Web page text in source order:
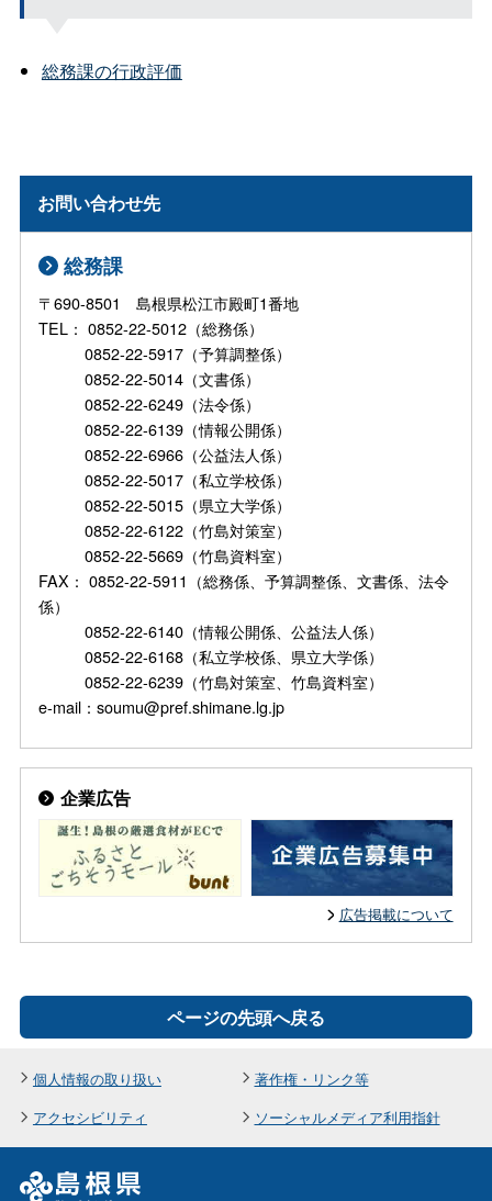
総務課の行政評価
お問い合わせ先
総務課
〒690-8501 島根県松江市殿町1番地
TEL： 0852-22-5012（総務係）
0852-22-5917（予算調整係）
0852-22-5014（文書係）
0852-22-6249（法令係）
0852-22-6139（情報公開係）
0852-22-6966（公益法人係）
0852-22-5017（私立学校係）
0852-22-5015（県立大学係）
0852-22-6122（竹島対策室）
0852-22-5669（竹島資料室）
FAX： 0852-22-5911（総務係、予算調整係、文書係、法令
係）
0852-22-6140（情報公開係、公益法人係）
0852-22-6168（私立学校係、県立大学係）
0852-22-6239（竹島対策室、竹島資料室）
e-mail：soumu@pref.shimane.lg.jp
企業広告
広告掲載について
ページの先頭へ戻る
個人情報の取り扱い
著作権・リンク等
アクセシビリティ
ソーシャルメディア利用指針